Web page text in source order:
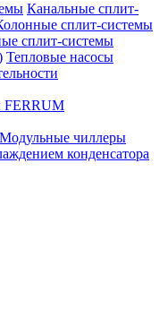
Канальные сплит-
сплит-системы
сплит-системы
Тепловые насосы
Модульные чиллеры
конденсатора